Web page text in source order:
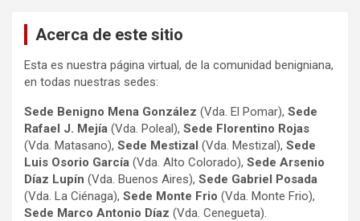
Acerca de este sitio
Esta es nuestra página virtual, de la comunidad benigniana,
en todas nuestras sedes:
Sede Benigno Mena González (Vda. El Pomar), Sede
Rafael J. Mejía (Vda. Poleal), Sede Florentino Rojas
(Vda. Matasano), Sede Mestizal (Vda. Mestizal), Sede
Luis Osorio García (Vda. Alto Colorado), Sede Arsenio
Díaz Lupín (Vda. Buenos Aires), Sede Gabriel Posada
(Vda. La Ciénaga), Sede Monte Frio (Vda. Monte Frio),
Sede Marco Antonio Díaz (Vda. Cenegueta).